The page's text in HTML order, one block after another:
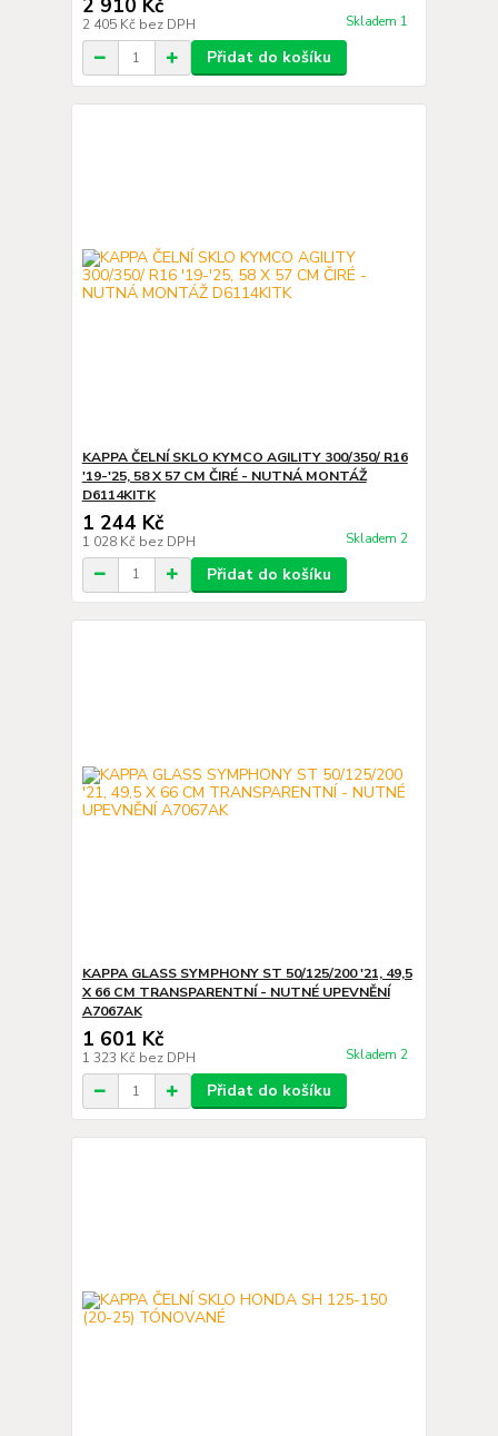
2 910 Kč
2 405 Kč bez DPH Skladem 1
Přidat do košíku
KAPPA ČELNÍ SKLO KYMCO AGILITY 300/350/ R16
'19-'25, 58 X 57 CM ČIRÉ - NUTNÁ MONTÁŽ
D6114KITK
1 244 Kč
1 028 Kč bez DPH Skladem 2
Přidat do košíku
KAPPA GLASS SYMPHONY ST 50/125/200 '21, 49,5
X 66 CM TRANSPARENTNÍ - NUTNÉ UPEVNĚNÍ
A7067AK
1 601 Kč
1 323 Kč bez DPH Skladem 2
Přidat do košíku